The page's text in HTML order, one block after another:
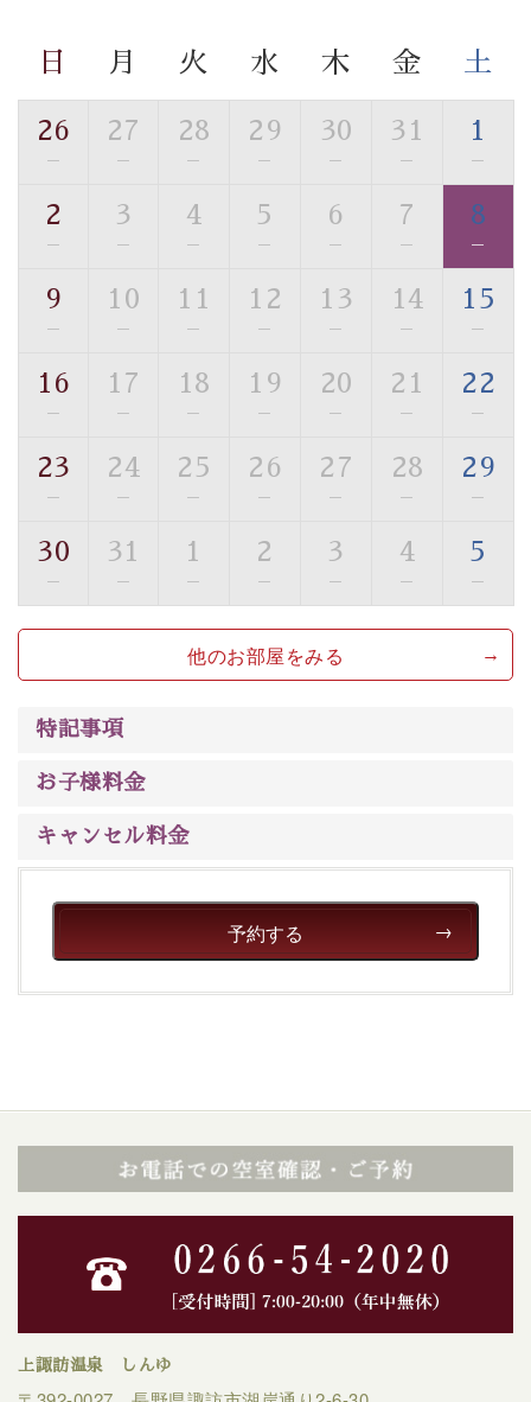
温泉の成分に合わせ、防菌防カビの特殊素材の畳を使
用。 足元が柔らかく、そして滑りにくい畳のお風呂で
す。
※男性大浴場までのご移動には階段がございます。 予め
■貸切温泉風呂 （40分2000円）
む貸切温泉風呂です。ゆったりといやされるプライベー
【旅】
豊富な知識を持ったドライバー兼ガイドが諏訪大社をご
案内します。
事前ご予約制ですので、ご利用ご希望の方
※交通規制などにより運行できない日がございます
※年末年始及び御柱祭前後は運行しておりません
以上がプラン内容です。
上諏訪温泉“しんゆ”なら諏訪大社など歴史ある諏訪の街
清らかな源泉、
みを感じていただける、美しく癒される宿で贅沢に幸せ
日 月 火 水 木 金 土
26
—
27
—
28
—
29
—
30
—
31
—
1
—
2
—
3
—
4
—
5
—
6
—
7
—
8
—
9
—
10
—
11
—
12
—
13
—
14
—
15
—
16
—
17
—
18
—
19
—
20
—
21
—
22
—
23
—
24
—
25
—
26
—
27
—
28
—
29
—
30
—
31
—
1
—
2
—
3
—
4
—
5
—
他のお部屋をみる
特記事項
お子様料金
キャンセル料金
予約する
上諏訪温泉 しんゆ